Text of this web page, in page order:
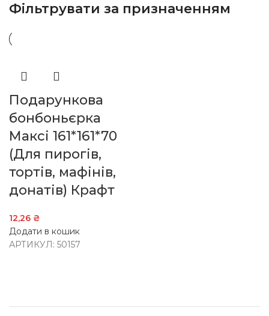
Фільтрувати за призначенням
Подарункова
бонбоньєрка
Максі 161*161*70
(Для пирогів,
тортів, мафінів,
донатів) Крафт
12,26 ₴
Додати в кошик
АРТИКУЛ: 50157